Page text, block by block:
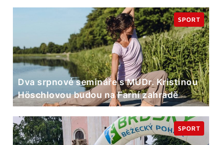
Dva srpnové semináře s MUDr. Kristinou
Höschlovou budou na Farní zahradě
SPORT
SPORT